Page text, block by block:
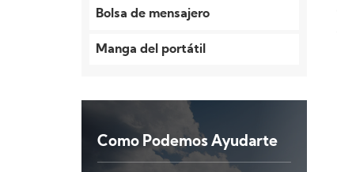
Bolsa de mensajero
Manga del portátil
Como Podemos Ayudarte